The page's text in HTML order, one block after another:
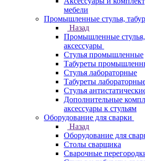
мебели
Промышленные стулья,
Назад
Промышленные стулья,
аксессуары
Стулья промышленные
Табуреты
Стулья лабораторные
Табуреты
Стулья
Дополнительные
аксессуары к стульям
Оборудование для сварки
Назад
Оборудование для
Столы сварщика
Сварочные